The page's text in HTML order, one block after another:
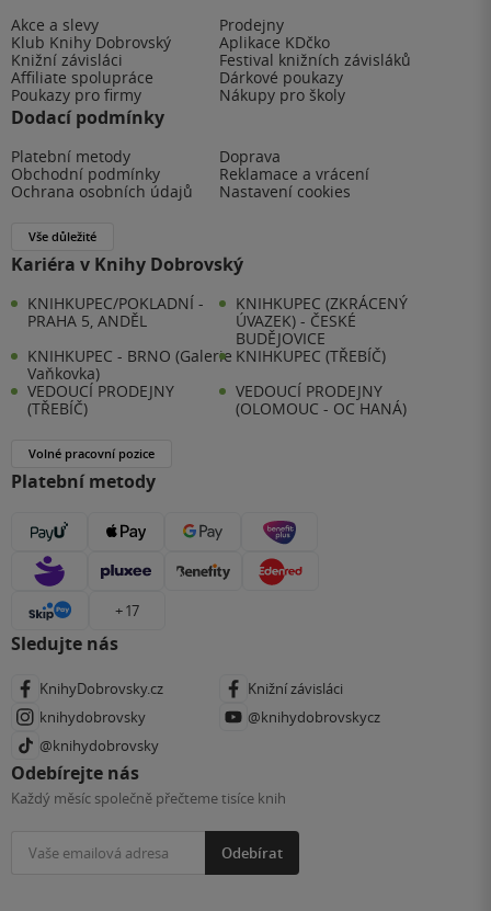
Akce a slevy
Prodejny
Klub Knihy Dobrovský
Aplikace KDčko
Knižní závisláci
Festival knižních závisláků
Affiliate spolupráce
Dárkové poukazy
Poukazy pro firmy
Nákupy pro školy
Dodací podmínky
Platební metody
Doprava
Obchodní podmínky
Reklamace a vrácení
Ochrana osobních údajů
Nastavení cookies
Vše důležité
Kariéra v Knihy Dobrovský
KNIHKUPEC/POKLADNÍ -
PRAHA 5, ANDĚL
KNIHKUPEC (ZKRÁCENÝ
ÚVAZEK) - ČESKÉ
BUDĚJOVICE
KNIHKUPEC - BRNO (Galerie
Vaňkovka)
KNIHKUPEC (TŘEBÍČ)
VEDOUCÍ PRODEJNY
(TŘEBÍČ)
VEDOUCÍ PRODEJNY
(OLOMOUC - OC HANÁ)
Volné pracovní pozice
Platební metody
+ 17
Sledujte nás
KnihyDobrovsky.cz
Knižní závisláci
knihydobrovsky
@knihydobrovskycz
@knihydobrovsky
Odebírejte nás
Každý měsíc společně přečteme tisíce knih
Odebírat